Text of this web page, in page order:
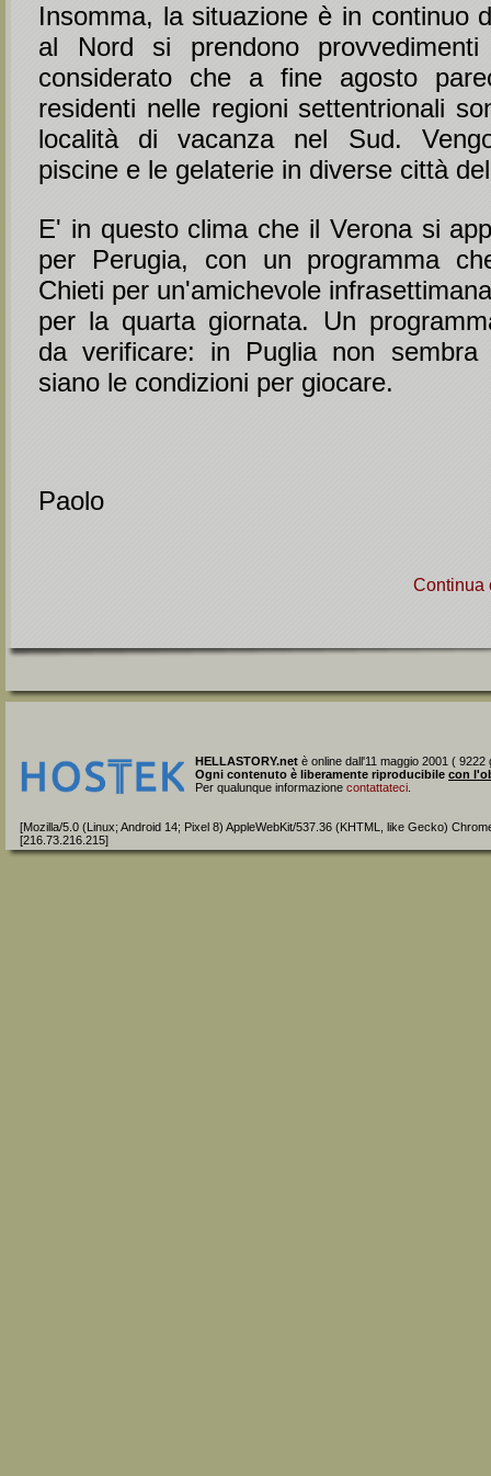
Insomma, la situazione è in continuo
al Nord si prendono provvedimenti
considerato che a fine agosto
residenti nelle regioni settentrionali
località di vacanza nel Sud.
piscine e le gelaterie in diverse città
E' in questo clima che il Verona si
per Perugia, con un programma
Chieti per un'amichevole
per la quarta giornata. Un
da verificare: in Puglia non
siano le condizioni per giocare.
Paolo
Continua
HELLASTORY.net è online dall'11 maggio 2001 ( 9222
Ogni contenuto è liberamente riproducibile con
Per qualunque informazione contattateci.
[Mozilla/5.0 (Linux; Android 14; Pixel 8) AppleWebKit/537.36 (KHTML, like Gecko)
[216.73.216.215]